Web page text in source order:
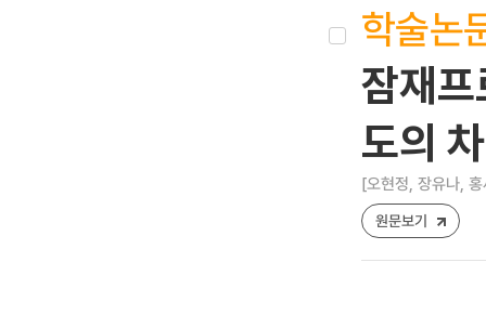
학술논
잠재
도의
[오현정, 장유나,
원문보기